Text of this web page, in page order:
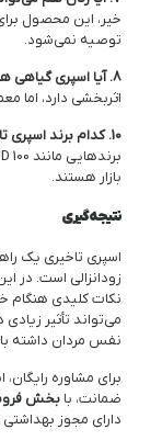
خیر، این محصول
توصیه نمی‌شود.
8. آیا اسپری گیاهی هم مؤثر است؟
اثربخشی دارد، اما
10. کدام برند اسپری تاخیری بهترین است؟
بازار هستند.
نتیجه‌گیری
اسپری تاخیری یک
زودانزالی است. در
نکات کلیدی هنگام
می‌تواند تأثیر
نفس مردان داشته
برای مشاوره
ضمانت، با بخش
دارای مجوز